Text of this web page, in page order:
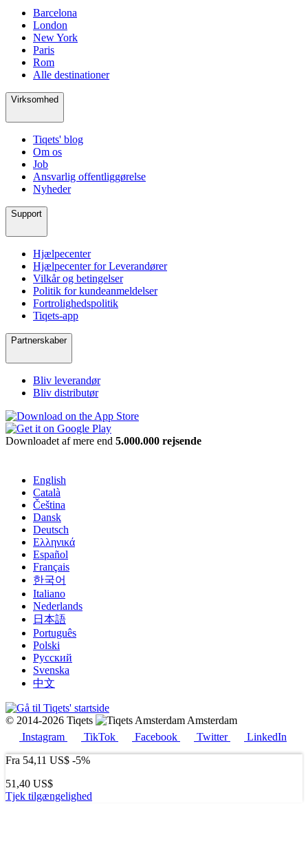
Barcelona
London
New York
Paris
Rom
Alle destinationer
Virksomhed
Tiqets' blog
Om os
Job
Ansvarlig offentliggørelse
Nyheder
Support
Hjælpecenter
Hjælpecenter for Leverandører
Vilkår og betingelser
Politik for kundeanmeldelser
Fortrolighedspolitik
Tiqets-app
Partnerskaber
Bliv leverandør
Bliv distributør
Downloadet af mere end 5.000.000 rejsende
English
Català
Čeština
Dansk
Deutsch
Ελληνικά
Español
Français
한국어
Italiano
Nederlands
日本語
Português
Polski
Русский
Svenska
中文
© 2014-2026 Tiqets
Amsterdam
Instagram
TikTok Facebook Twitter
LinkedIn
Fra 54,11 US$ -5%
51,40 US$
Tjek tilgængelighed